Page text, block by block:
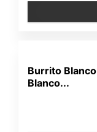
Burrito
Blanco...